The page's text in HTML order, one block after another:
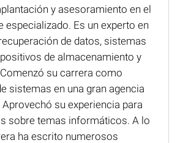
y asesoramiento en el
especializado. Es un experto en
de datos, sistemas
de almacenamiento y
su carrera como
sistemas en una gran agencia
su experiencia para
sobre temas informáticos. A lo
ha escrito numerosos